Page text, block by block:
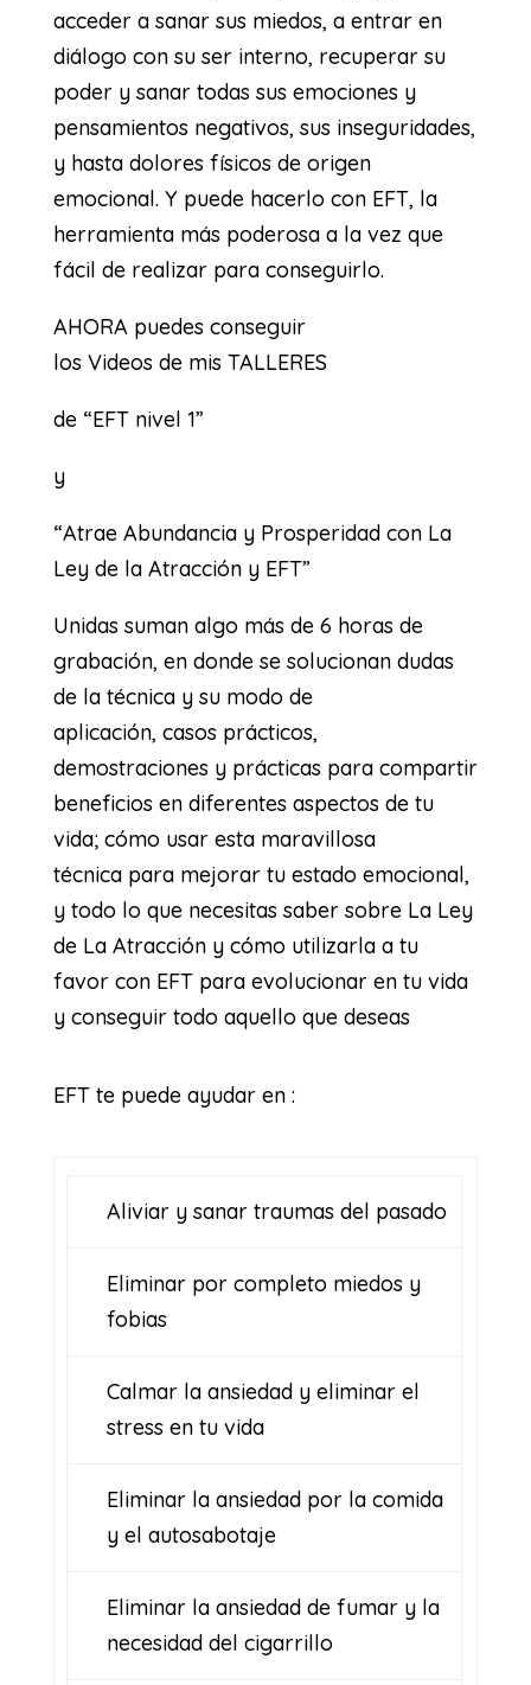
acceder a sanar sus miedos, a entrar en
diálogo con su ser interno, recuperar su
poder y sanar todas sus emociones y
pensamientos negativos, sus inseguridades,
y hasta dolores físicos de origen
emocional. Y puede hacerlo con EFT, la
herramienta más poderosa a la vez que
fácil de realizar para conseguirlo.
AHORA puedes conseguir
los Videos de mis TALLERES
de “EFT nivel 1”
y
“Atrae Abundancia y Prosperidad con La
Ley de la Atracción y EFT”
Unidas suman algo más de 6 horas de
grabación, en donde se solucionan dudas
de la técnica y su modo de
aplicación, casos prácticos,
demostraciones y prácticas para compartir
beneficios en diferentes aspectos de tu
vida; cómo usar esta maravillosa
técnica para mejorar tu estado emocional,
y todo lo que necesitas saber sobre La Ley
de La Atracción y cómo utilizarla a tu
favor con EFT para evolucionar en tu vida
y conseguir todo aquello que deseas
EFT te puede ayudar en :
Aliviar y sanar traumas del pasado
Eliminar por completo miedos y
fobias
Calmar la ansiedad y eliminar el
stress en tu vida
Eliminar la ansiedad por la comida
y el autosabotaje
Eliminar la ansiedad de fumar y la
necesidad del cigarrillo